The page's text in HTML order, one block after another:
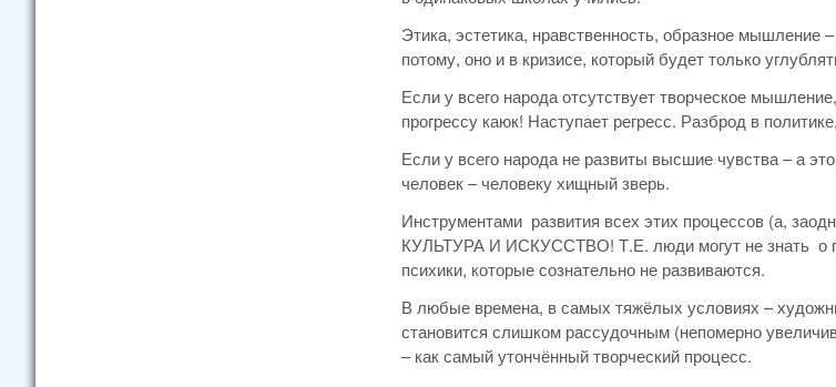
Этика, эстетика, нравственность, образное
потому, оно и в кризисе, который будет только
Если у всего народа отсутствует творческое
прогрессу каюк! Наступает регресс. Разброд в
Если у всего народа не развиты высшие чувства – а
человек – человеку хищный зверь.
Инструментами развития всех этих процессов (а,
КУЛЬТУРА И ИСКУССТВО! Т.Е. люди могут не знать о
психики, которые сознательно не развиваются.
В любые времена, в самых тяжёлых условиях –
становится слишком рассудочным (непомерно
– как самый утончённый творческий процесс.